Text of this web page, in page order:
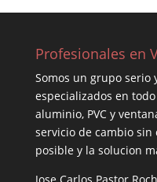
Profesionales en
Somos un grupo serio
especializados en
aluminio, PVC y
servicio de cambio
posible y la solucion